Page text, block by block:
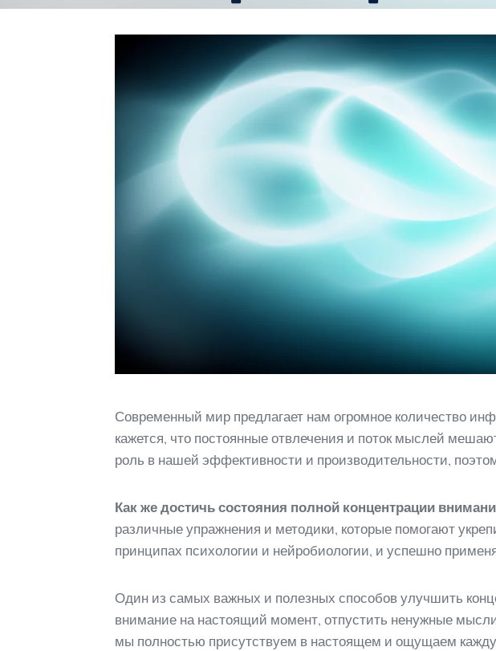
Современный мир предлагает нам огромное количество
кажется, что постоянные отвлечения и поток мыслей
роль в нашей эффективности и производительности,
Как же достичь состояния полной концентрации
различные упражнения и методики, которые помогают
принципах психологии и нейробиологии, и успешно
Один из самых важных и полезных способов улучшить
внимание на настоящий момент, отпустить ненужные
мы полностью присутствуем в настоящем и ощущаем